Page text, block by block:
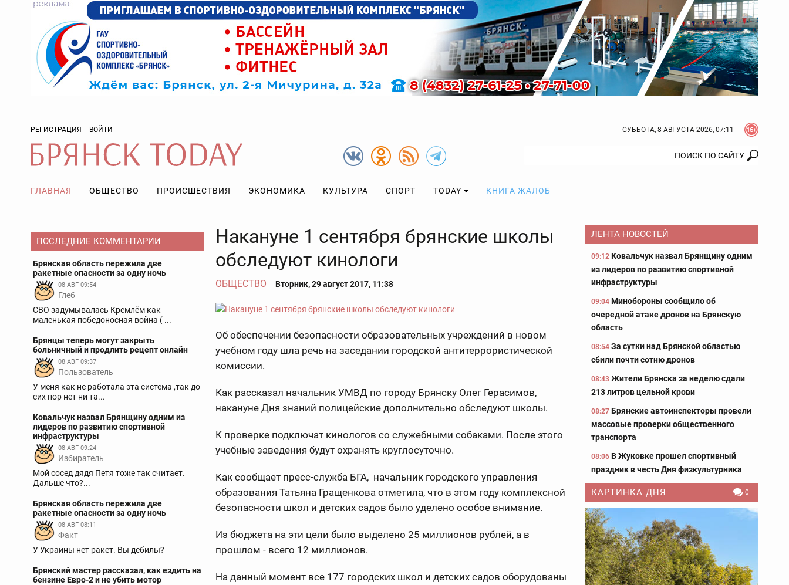
РЕГИСТРАЦИЯ ВОЙТИ СУББОТА, 8 АВГУСТА 2026, 07:11
ГЛАВНАЯ ОБЩЕСТВО ПРОИСШЕСТВИЯ ЭКОНОМИКА КУЛЬТУРА СПОРТ TODAY КНИГА ЖАЛОБ
ПОСЛЕДНИЕ КОММЕНТАРИИ
Брянская область пережила две
ракетные опасности за одну ночь
08 АВГ 09:54
Глеб
СВО задумывалась Кремлём как
маленькая победоносная война ( ...
Брянцы теперь могут закрыть
больничный и продлить рецепт онлайн
08 АВГ 09:37
Пользователь
У меня как не работала эта система ,так до
сих пор нет ни та...
Ковальчук назвал Брянщину одним из
лидеров по развитию спортивной
инфраструктуры
08 АВГ 09:24
Избиратель
Мой сосед дядя Петя тоже так считает.
Дальше что?...
Брянская область пережила две
ракетные опасности за одну ночь
08 АВГ 08:11
Факт
У Украины нет ракет. Вы дебилы?
Брянский мастер рассказал, как ездить на
бензине Евро-2 и не убить мотор
Накануне 1 сентября брянские школы
обследуют кинологи
ОБЩЕСТВО Вторник, 29 август 2017, 11:38
Об обеспечении безопасности образовательных учреждений в новом
учебном году шла речь на заседании городской антитеррористической
комиссии.
Как рассказал начальник УМВД по городу Брянску Олег Герасимов,
накануне Дня знаний полицейские дополнительно обследуют школы.
К проверке подключат кинологов со служебными собаками. После этого
учебные заведения будут охранять круглосуточно.
Как сообщает пресс-служба БГА, начальник городского управления
образования Татьяна Гращенкова отметила, что в этом году комплексной
безопасности школ и детских садов было уделено особое внимание.
Из бюджета на эти цели было выделено 25 миллионов рублей, а в
прошлом - всего 12 миллионов.
На данный момент все 177 городских школ и детских садов оборудованы
ЛЕНТА НОВОСТЕЙ
09:12 Ковальчук назвал Брянщину одним
из лидеров по развитию спортивной
инфраструктуры
09:04 Минобороны сообщило об
очередной атаке дронов на Брянскую
область
08:54 За сутки над Брянской областью
сбили почти сотню дронов
08:43 Жители Брянска за неделю сдали
213 литров цельной крови
08:27 Брянские автоинспекторы провели
массовые проверки общественного
транспорта
08:06 В Жуковке прошел спортивный
праздник в честь Дня физкультурника
КАРТИНКА ДНЯ 0